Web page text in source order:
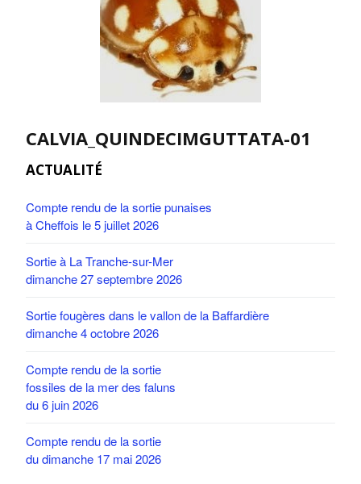
CALVIA_QUINDECIMGUTTATA-01
ACTUALITÉ
Compte rendu de la sortie punaises
à Cheffois le 5 juillet 2026
Sortie à La Tranche-sur-Mer
dimanche 27 septembre 2026
Sortie fougères dans le vallon de la Baffardière
dimanche 4 octobre 2026
Compte rendu de la sortie
fossiles de la mer des faluns
du 6 juin 2026
Compte rendu de la sortie
du dimanche 17 mai 2026